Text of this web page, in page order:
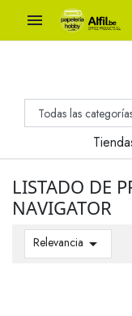

LISTADO DE
NAVIGATOR
Relevancia 